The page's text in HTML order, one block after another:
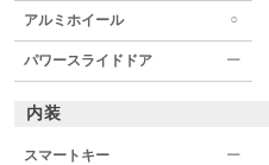
アルミホイール ○
パワースライドドア ー
内装
スマートキー ー